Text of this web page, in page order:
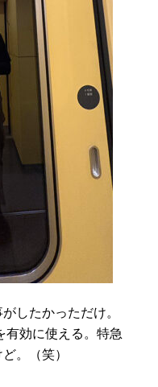
したかっただけ。
効に使える。特急
。（笑）